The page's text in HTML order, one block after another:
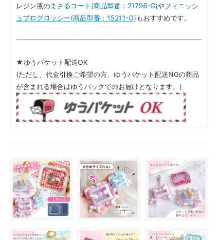
レジン液のまさるコート(商品型番：21796-G)やフィニッシ
ュプログロッシー(商品型番：15211-O)もおすすめです。
★ゆうパケット配送OK
(ただし、代金引換ご希望の方、ゆうパケット配送NGの商品
が含まれる場合はゆうパックでのお届けとなります。)